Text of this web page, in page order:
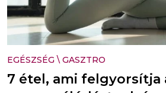
EGÉSZSÉG \ GASZTRO
7 étel, ami felgyorsítja